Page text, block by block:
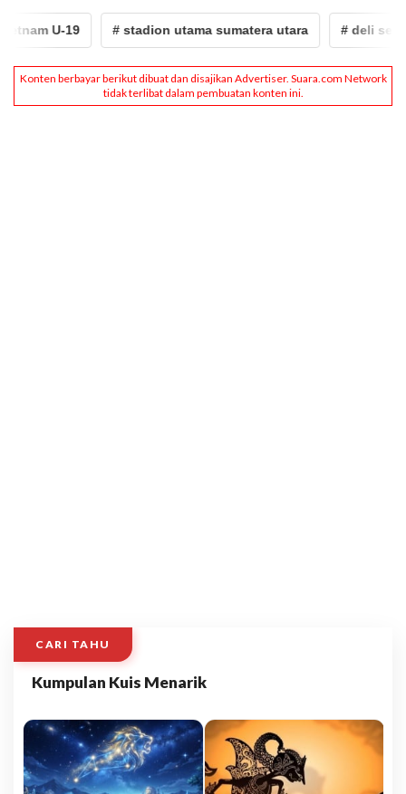
# stadion utama sumatera utara # deli serdang
CARI TAHU
Kumpulan Kuis Menarik